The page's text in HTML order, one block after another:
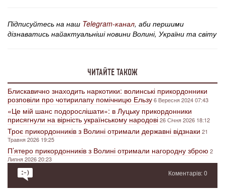
Підписуйтесь на наш Telegram-канал, аби першими
дізнаватись найактуальніші новини Волині, України та світу
ЧИТАЙТЕ ТАКОЖ
Блискавично знаходить наркотики: волинські прикордонники
розповіли про чотирилапу помічницю Ельзу6 Вересня 2024 07:43
«Це мій шанс подорослішати»: в Луцьку прикордонники
присягнули на вірність українському народові26 Січня 2026 18:12
Троє прикордонників з Волині отримали державні відзнаки 21
Травня 2026 19:25
П’ятеро прикордонників з Волині отримали нагородну зброю 2
Липня 2026 20:23
Коментарів: 0